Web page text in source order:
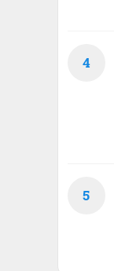
4
5